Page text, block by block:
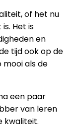
of het nu
Het is
en
tijd ook op de
mooi als de
een paar
van leren
kwaliteit.